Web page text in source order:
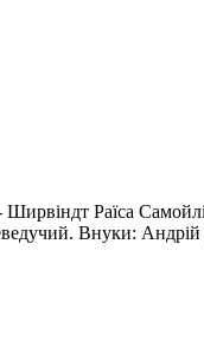
Раїса
Внуки: Андрій